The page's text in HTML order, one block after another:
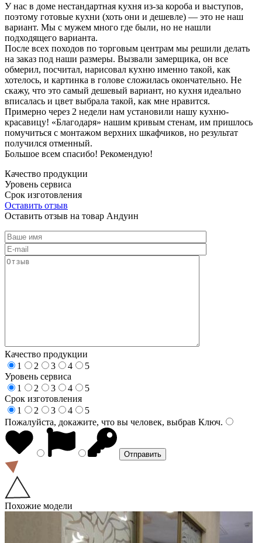
У нас в доме нестандартная кухня из-за короба и выступов,
поэтому готовые кухни (хоть они и дешевле) — это не наш
вариант. Мы с мужем много где были, но не нашли
подходящего варианта.
После всех походов по торговым центрам мы решили делать
на заказ под наши размеры. Вызвали замерщика, он все
обмерил, посчитал, нарисовал кухню именно такой, как
хотелось, и картинка в голове сложилась окончательно. Не
скажу, что это самый дешевый вариант, но кухня идеально
вписалась и цвет выбрала такой, как мне нравится.
Примерно через 2 недели нам установили нашу кухню-
красавицу! «Благодаря» нашим кривым стенам, им пришлось
помучиться с монтажом верхних шкафчиков, но результат
получился отменный.
Большое всем спасибо! Рекомендую!
Качество продукции
Уровень сервиса
Срок изготовления
Оставить отзыв
Оставить отзыв на товар Андуин
Качество продукции
1
2 3 4
5
Уровень сервиса
1
2 3 4
5
Срок изготовления
1
2 3 4
5
Пожалуйста, докажите, что вы человек, выбрав Ключ.
Похожие модели